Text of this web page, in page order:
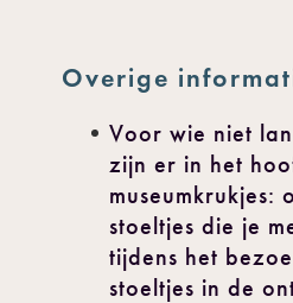
Overige
Voor wie niet
zijn er in het
museumkrukjes:
stoeltjes die je
tijdens het
stoeltjes in de